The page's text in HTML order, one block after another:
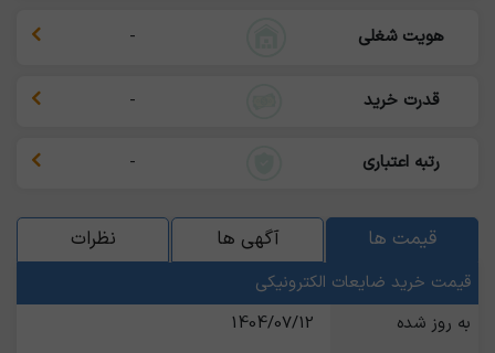
هویت شغلی -
قدرت خرید -
رتبه اعتباری -
قیمت ها آگهی ها نظرات
قیمت خرید ضایعات الکترونیکی
به روز شده
1404/07/12